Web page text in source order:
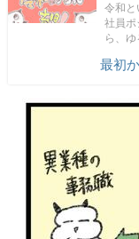
令和と
社員ポ
ら、
最初